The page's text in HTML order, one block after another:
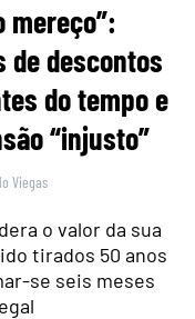
mereço”:
de descontos
do tempo e
“injusto”
Viegas
o valor da sua
tirados 50 anos
se seis meses